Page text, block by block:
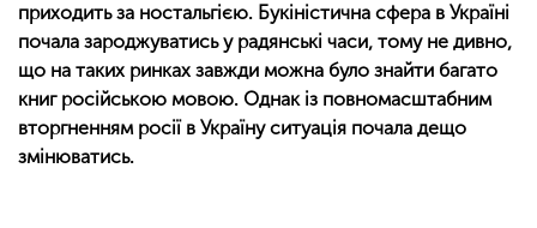
приходить за ностальгією. Букіністична сфера в Україні
почала зароджуватись у радянські часи, тому не дивно,
що на таких ринках завжди можна було знайти багато
книг російською мовою. Однак із повномасштабним
вторгненням росії в Україну ситуація почала дещо
змінюватись.